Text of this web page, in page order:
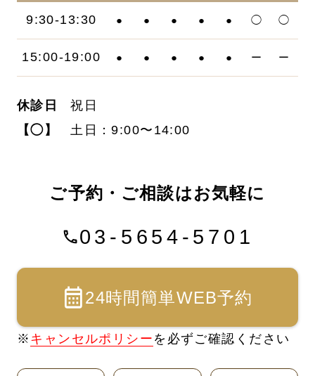
9:30-13:30 ● ● ● ● ● ◯ ◯
15:00-19:00 ● ● ● ● ● ー ー
休診日
祝日
【◯】
土日：9:00〜14:00
ご予約・ご相談はお気軽に
03-5654-5701
24時間簡単WEB予約
※ キャンセルポリシー を必ずご確認ください